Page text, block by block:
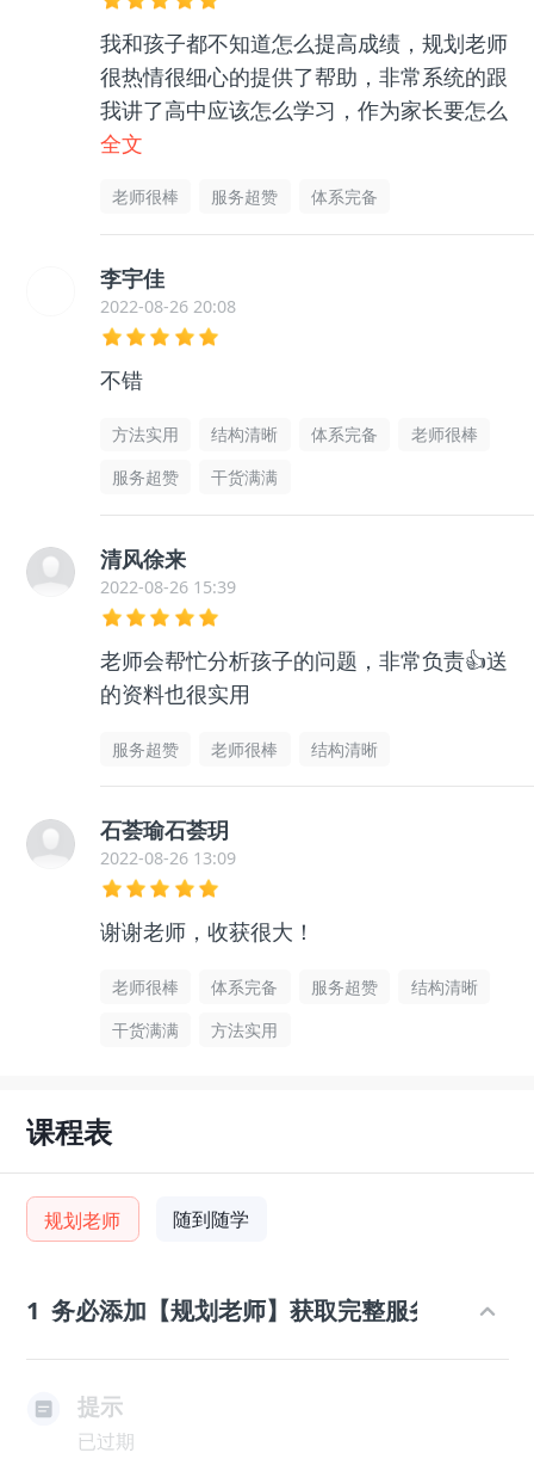
我和孩子都不知道怎么提高成绩，规划老师
很热情很细心的提供了帮助，非常系统的跟
我讲了高中应该怎么学习，作为家长要怎么
帮助孩子等等很多东西，孩子和我都没有那
用的
全文
老师很棒 服务超赞 体系完备
李宇佳
2022-08-26 20:08
不错
方法实用 结构清晰 体系完备
老师很棒
服务超赞
干货满满
清风徐来
2022-08-26 15:39
老师会帮忙分析孩子的问题，非常负责👍送
的资料也很实用
服务超赞 老师很棒 结构清晰
石荟瑜石荟玥
2022-08-26 13:09
谢谢老师，收获很大！
老师很棒 体系完备 服务超赞
结构清晰
干货满满
方法实用
课程表
规划老师 随到随学
1 务必添加【规划老师】获取完整服务
提示
已过期